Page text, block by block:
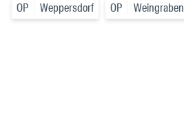
OP Weppersdorf OP Weingraben